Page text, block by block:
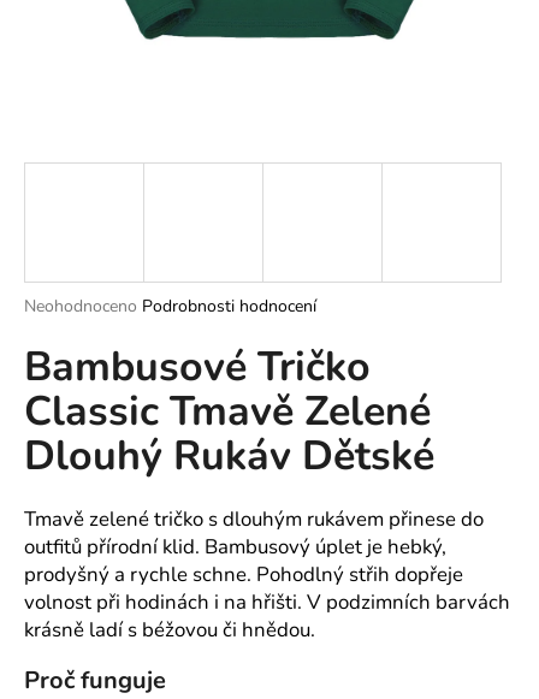
Průměrné
produktu
je
0,0
z
5
hvězdiček.
Neohodnoceno Podrobnosti hodnocení
Bambusové Tričko
Classic Tmavě Zelené
Dlouhý Rukáv Dětské
Tmavě zelené tričko s dlouhým rukávem přinese do
outfitů přírodní klid. Bambusový úplet je hebký,
prodyšný a rychle schne. Pohodlný střih dopřeje
volnost při hodinách i na hřišti. V podzimních barvách
krásně ladí s béžovou či hnědou.
Proč funguje
?
HLEDAT
D
o
p
o
u
č
u
j
e
m
e